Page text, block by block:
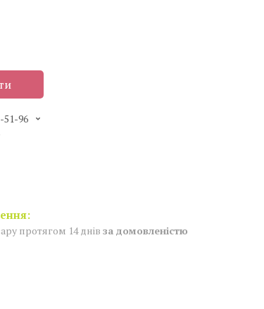
51-96
протягом 14 днів за домовленістю